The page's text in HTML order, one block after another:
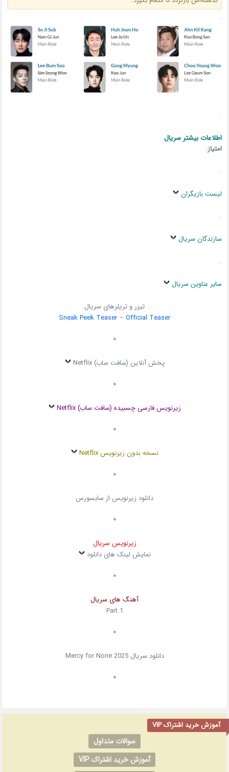
.
.
اطلاعات بیشتر سریال
امتیاز:
.
لیست بازیگران
.
سازندگان سریال
.
سایر عناوین سریال
تیزر و تریلرهای سریال
Sneak Peek Teaser– Official Teaser
*
پخش آنلاین (سافت ساب) Netflix
*
زیرنویس فارسی چسبیده (سافت ساب) Netflix
*
نسخه بدون زیرنویس Netflix
*
دانلود زیرنویس از سابسورس
*
زیرنویس سریال
نمایش لینک های دانلود
*
آهنگ های سریال
Part.1
*
دانلود سریال Mercy for None 2025
*
آموزش خرید اشتراک VIP
سوالات متداول
آموزش خرید اشتراک VIP